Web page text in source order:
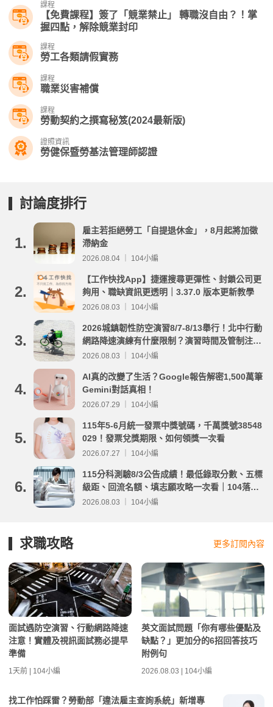
課程
【免費課程】簽了「競業禁止」 轉職沒自由？！掌
握四點，解除競業封印
課程
勞工各類請假實務
課程
職業災害補償
課程
勞動契約之撰寫秘笈(2024最新版)
證照資訊
勞健保暨勞基法管理師認證
討論度排行
1.
雇主若拒絕勞工「自提退休金」，8月起將加徵
滯納金
2026.08.04 ｜ 104小編
2.
【工作快找App】捷運搜尋更彈性、封鎖公司更
夠用、職缺資訊更透明｜3.37.0 版本更新教學
2026.08.03 ｜ 104小編
3.
2026城鎮韌性防空演習8/7-8/13舉行！北中行動
網路降速演練有什麼限制？演習時間及管制注意
事項整理
2026.08.03 ｜ 104小編
4.
AI真的改變了生活？Google報告解密1,500萬筆
Gemini對話真相！
2026.07.29 ｜ 104小編
5.
115年5-6月統一發票中獎號碼，千萬獎號38548
029！發票兌獎期限、如何領獎一次看
2026.07.27 ｜ 104小編
6.
115分科測驗8/3公告成績！最低錄取分數、五標
級距、回流名額、填志願攻略一次看｜104落點
分析
2026.08.03 ｜ 104小編
求職攻略 更多訂閱內容
面試遇防空演習、行動網路降速
注意！實體及視訊面試務必提早
準備
1天前 | 104小編
英文面試問題「你有哪些優點及
缺點？」更加分的6招回答技巧
附例句
2026.08.03 | 104小編
找工作怕踩雷？勞動部「違法雇主查詢系統」新增專